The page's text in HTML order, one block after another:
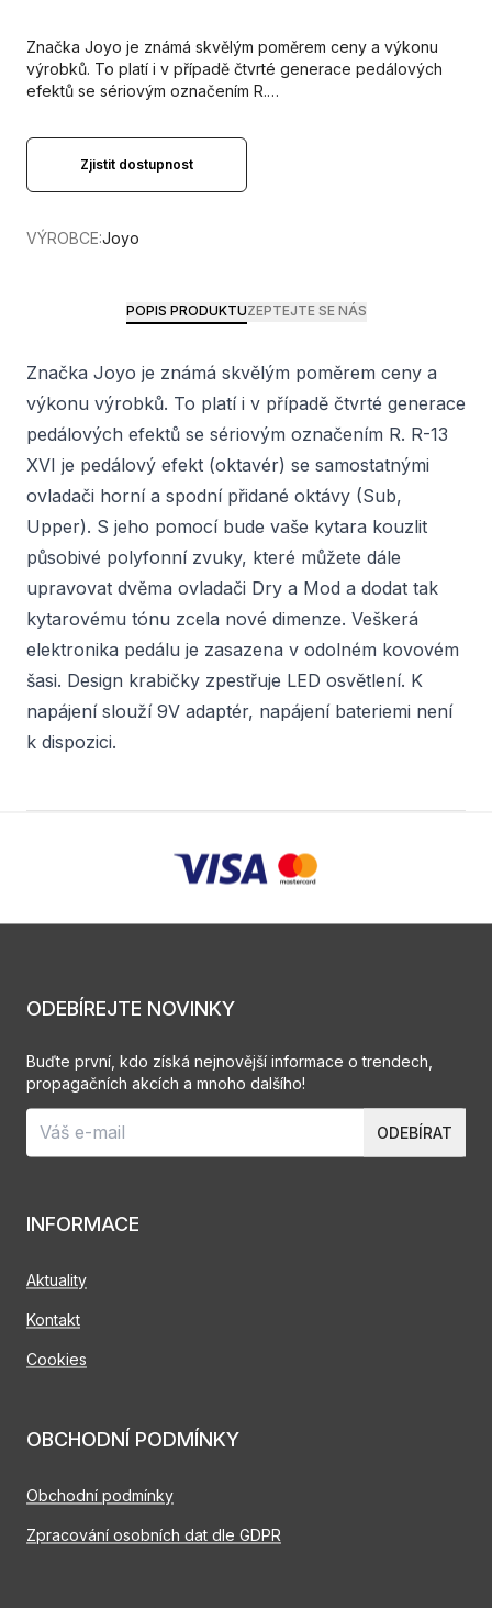
Značka Joyo je známá skvělým poměrem ceny a výkonu
výrobků. To platí i v případě čtvrté generace pedálových
efektů se sériovým označením R.…
Zjistit dostupnost
VÝROBCE:Joyo
POPIS PRODUKTUZEPTEJTE SE NÁS
Značka Joyo je známá skvělým poměrem ceny a
výkonu výrobků. To platí i v případě čtvrté generace
pedálových efektů se sériovým označením R. R-13
XVI je pedálový efekt (oktavér) se samostatnými
ovladači horní a spodní přidané oktávy (Sub,
Upper). S jeho pomocí bude vaše kytara kouzlit
působivé polyfonní zvuky, které můžete dále
upravovat dvěma ovladači Dry a Mod a dodat tak
kytarovému tónu zcela nové dimenze. Veškerá
elektronika pedálu je zasazena v odolném kovovém
šasi. Design krabičky zpestřuje LED osvětlení. K
napájení slouží 9V adaptér, napájení bateriemi není
k dispozici.
INFORMACE
Aktuality
Kontakt
Cookies
OBCHODNÍ PODMÍNKY
Obchodní podmínky
Zpracování osobních dat dle GDPR
ODEBÍREJTE NOVINKY
Buďte první, kdo získá nejnovější informace o trendech,
propagačních akcích a mnoho dalšího!
ODEBÍRAT